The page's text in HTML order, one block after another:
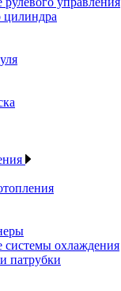
цилиндра
охлаждения
патрубки